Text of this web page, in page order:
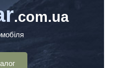
.com.ua